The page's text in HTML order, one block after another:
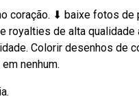
coração. ⬇ baixe fotos
royalties de alta
Colorir desenhos de
nenhum.